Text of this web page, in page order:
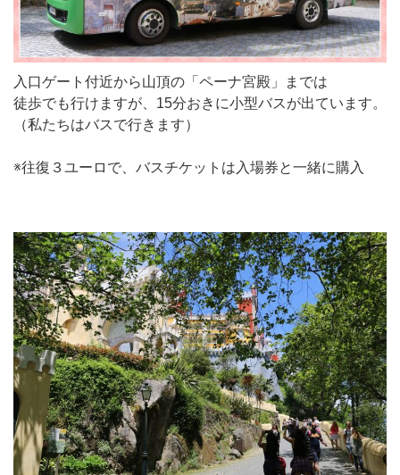
入口ゲート付近から山頂の「ペーナ宮殿」までは
徒歩でも行けますが、15分おきに小型バスが出ています。
（私たちはバスで行きます）
※往復３ユーロで、バスチケットは入場券と一緒に購入